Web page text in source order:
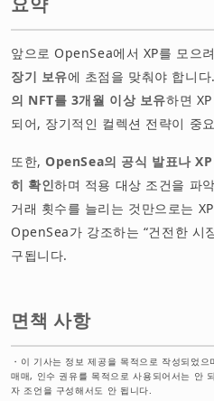
앞으로 OpenSea에서 XP를 모으
장기 보유에 초점을 맞춰야 합니다
의 NFT를 3개월 이상 보유하면
되어, 장기적인 컬렉션 전략이 중
또한,OpenSea의 공식 발표나
히 확인하며 적용 대상 조건을 파
거래 횟수를 늘리는 것만으로는
OpenSea가 강조하는 “건전한 시
구됩니다.
면책 사항
・ 이 기사는 정보 제공을 목적으로 작성되었
매매, 인수 권유를 목적으로 사용되어서는 안
자 조언을 구성해서도 안 됩니다.